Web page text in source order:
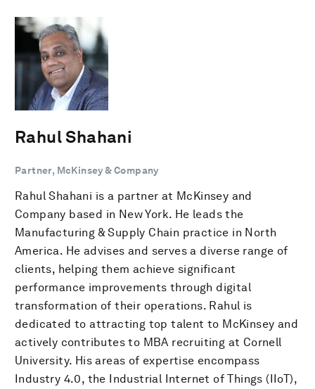
Rahul Shahani
Partner, McKinsey & Company
Rahul Shahani is a partner at McKinsey and
Company based in New York. He leads the
Manufacturing & Supply Chain practice in North
America. He advises and serves a diverse range of
clients, helping them achieve significant
performance improvements through digital
transformation of their operations. Rahul is
dedicated to attracting top talent to McKinsey and
actively contributes to MBA recruiting at Cornell
University. His areas of expertise encompass
Industry 4.0, the Industrial Internet of Things (IIoT),